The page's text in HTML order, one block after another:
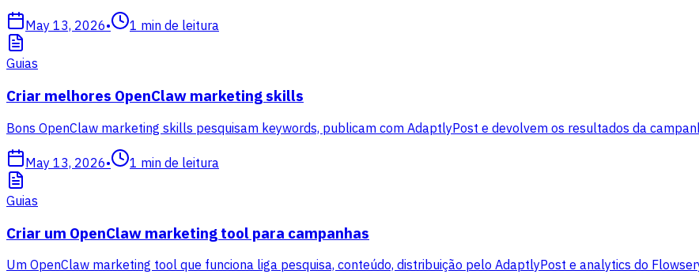
May 13, 2026• 1 min de leitura
Guias
Criar melhores OpenClaw marketing skills
Bons OpenClaw marketing skills pesquisam keywords, publicam com AdaptlyPost e devolvem os resultados da
May 13, 2026• 1 min de leitura
Guias
Criar um OpenClaw marketing tool para campanhas
Um OpenClaw marketing tool que funciona liga pesquisa, conteúdo, distribuição pelo AdaptlyPost e analytics do